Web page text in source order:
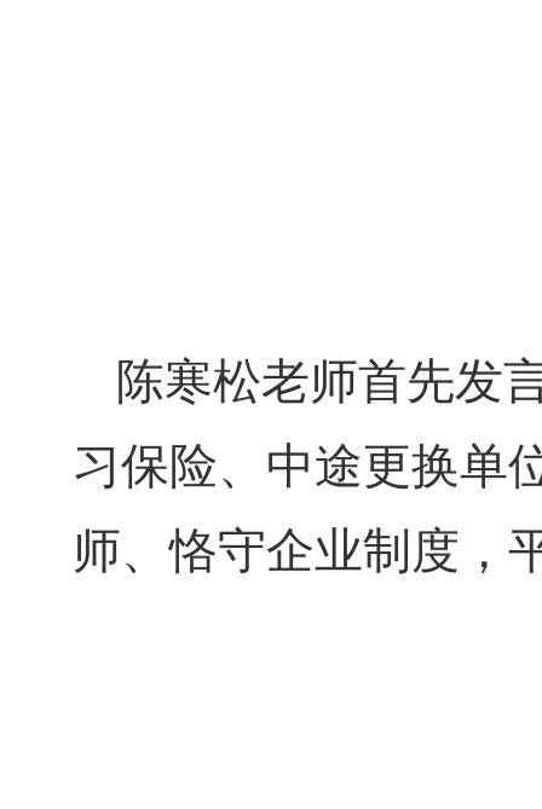
陈寒松老师首先发
习保险、中途更换单
师、恪守企业制度，